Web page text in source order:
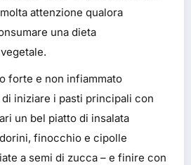
attenzione qualora
una dieta
forte e non infiammato
iniziare i pasti principali con
un bel piatto di insalata
finocchio e cipolle
a semi di zucca – e finire con